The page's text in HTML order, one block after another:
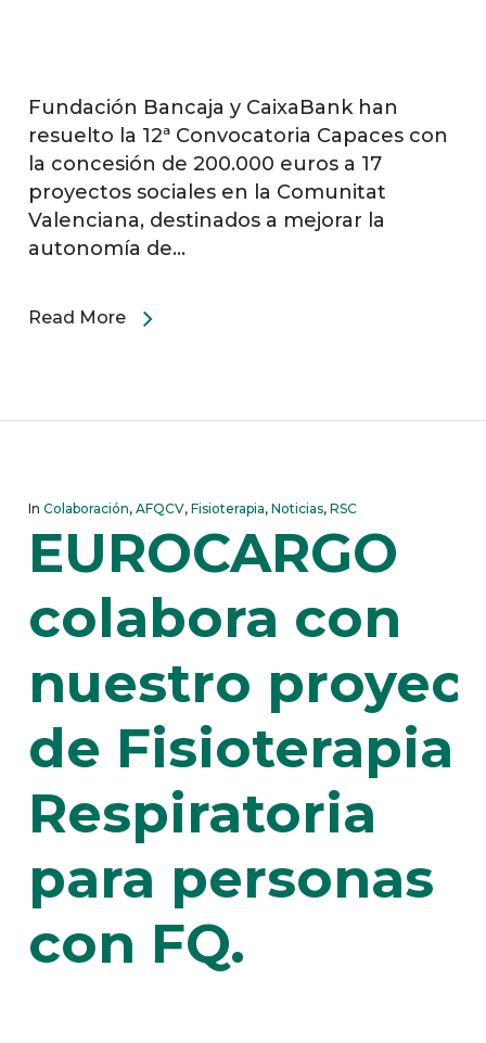
Fundación Bancaja y CaixaBank han
resuelto la 12ª Convocatoria Capaces con
la concesión de 200.000 euros a 17
proyectos sociales en la Comunitat
Valenciana, destinados a mejorar la
autonomía de…
Read More
In Colaboración, AFQCV, Fisioterapia, Noticias, RSC
EUROCARGO
colabora con
nuestro
de Fisioterapia
Respiratoria
para personas
con FQ.